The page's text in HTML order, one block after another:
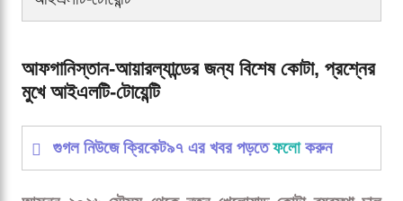
আফগানিস্তান-আয়ারল্যান্ডের জন্য বিশেষ কোটা, প্রশ্নের
মুখে আইএলটি-টোয়েন্টি
গুগল নিউজে ক্রিকেট৯৭ এর খবর পড়তেফলোকরুন